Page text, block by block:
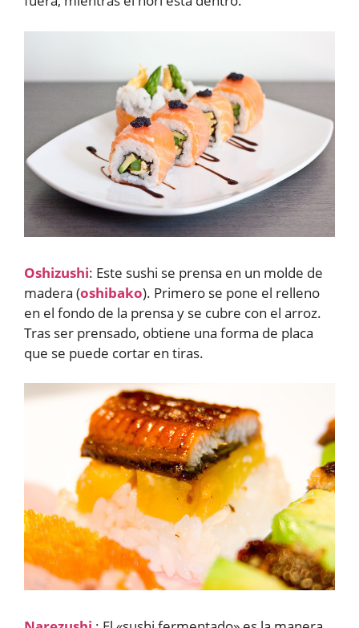
Oshizushi: Este sushi se prensa en un molde de
madera (oshibako). Primero se pone el relleno
en el fondo de la prensa y se cubre con el arroz.
Tras ser prensado, obtiene una forma de placa
que se puede cortar en tiras.